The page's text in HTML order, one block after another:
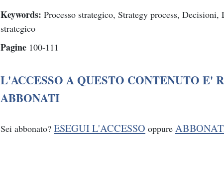
Keywords: Processo strategico, Strategy process,
strategico
Pagine 100-111
L'ACCESSO A QUESTO CONTENUTO E'
ABBONATI
Sei abbonato? ESEGUI L'ACCESSO oppure